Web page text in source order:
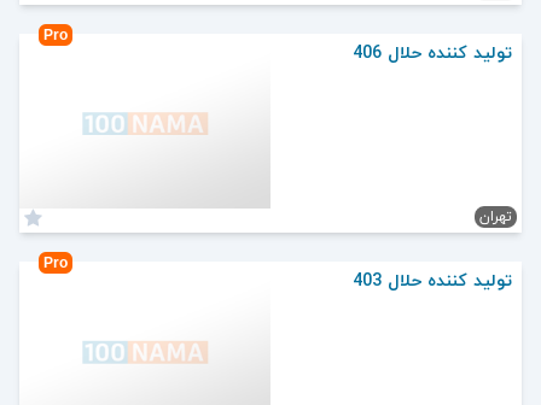
Pro
تولید کننده حلال 406
تهران
Pro
تولید کننده حلال 403